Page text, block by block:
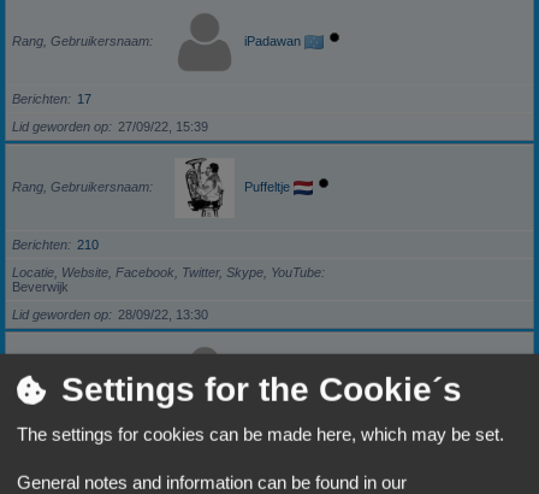
Rang, Gebruikersnaam iPadawan
Berichten
17
Lid geworden op
27/09/22, 15:39
Rang, Gebruikersnaam Puffeltje
Berichten
210
Locatie, Website, Facebook, Twitter, Skype, YouTube
Beverwijk
Lid geworden op
28/09/22, 13:30
Rang, Gebruikersnaam darkzero
Berichten
5
Settings for the Cookie´s
The settings for cookies can be made here, which may be set.
General notes and information can be found in our